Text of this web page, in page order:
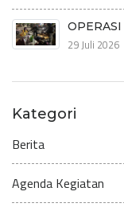
29 Juli 2026
Kategori
Berita
Agenda Kegiatan